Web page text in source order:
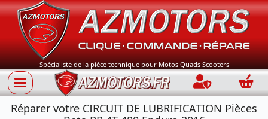
Spécialiste de la pièce technique pour Motos Quads Scooters
Connection
Réparer votre CIRCUIT DE LUBRIFICATION Pièces